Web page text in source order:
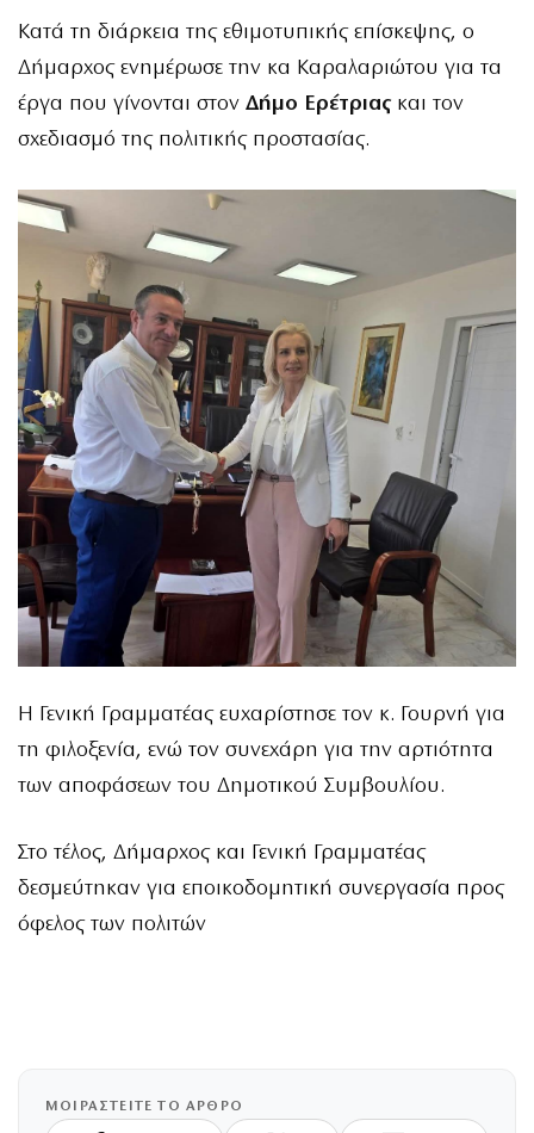
Κατά τη διάρκεια της εθιμοτυπικής επίσκεψης, ο
Δήμαρχος ενημέρωσε την κα Καραλαριώτου για τα
έργα που γίνονται στον Δήμο Ερέτριας και τον
σχεδιασμό της πολιτικής προστασίας.
Η Γενική Γραμματέας ευχαρίστησε τον κ. Γουρνή για
τη φιλοξενία, ενώ τον συνεχάρη για την αρτιότητα
των αποφάσεων του Δημοτικού Συμβουλίου.
Στο τέλος, Δήμαρχος και Γενική Γραμματέας
δεσμεύτηκαν για εποικοδομητική συνεργασία προς
όφελος των πολιτών
ΜΟΙΡΑΣΤΕΙΤΕ ΤΟ ΑΡΘΡΟ